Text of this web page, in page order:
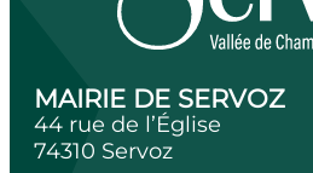
MAIRIE DE SERVOZ
44 rue de l’Église
74310 Servoz